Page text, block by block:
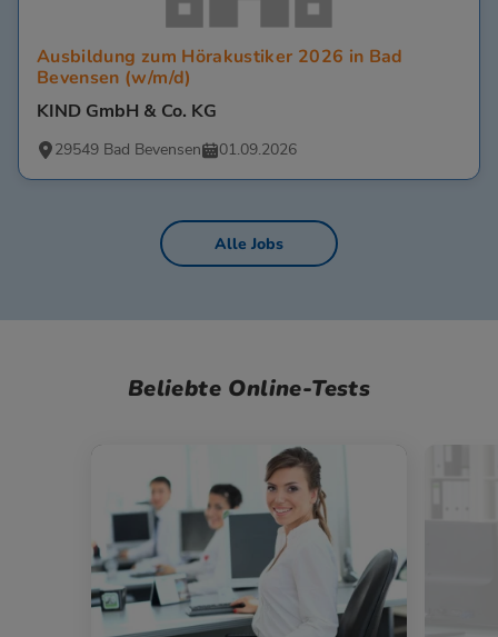
Ausbildung zum Hörakustiker 2026 in Bad
Bevensen (w/m/d)
KIND GmbH & Co. KG
29549 Bad Bevensen 01.09.2026
Alle Jobs
Beliebte Online-Tests